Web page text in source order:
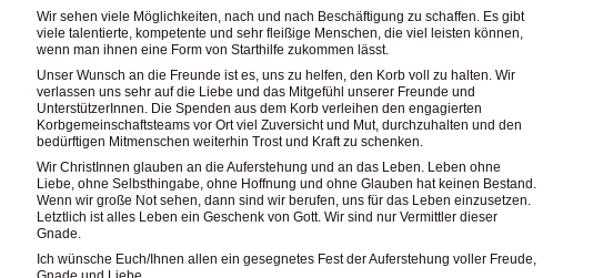
Wir sehen viele Möglichkeiten, nach und nach Beschäftigung zu schaffen. Es gibt
viele talentierte, kompetente und sehr fleißige Menschen, die viel leisten können,
wenn man ihnen eine Form von Starthilfe zukommen lässt.
Unser Wunsch an die Freunde ist es, uns zu helfen, den Korb voll zu halten. Wir
verlassen uns sehr auf die Liebe und das Mitgefühl unserer Freunde und
UnterstützerInnen. Die Spenden aus dem Korb verleihen den engagierten
Korbgemeinschaftsteams vor Ort viel Zuversicht und Mut, durchzuhalten und den
bedürftigen Mitmenschen weiterhin Trost und Kraft zu schenken.
Wir ChristInnen glauben an die Auferstehung und an das Leben. Leben ohne
Liebe, ohne Selbsthingabe, ohne Hoffnung und ohne Glauben hat keinen Bestand.
Wenn wir große Not sehen, dann sind wir berufen, uns für das Leben einzusetzen.
Letztlich ist alles Leben ein Geschenk von Gott. Wir sind nur Vermittler dieser
Gnade.
Ich wünsche Euch/Ihnen allen ein gesegnetes Fest der Auferstehung voller Freude,